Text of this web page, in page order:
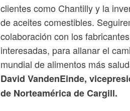
clientes como Chantilly y la
de aceites comestibles.
colaboración con los
interesadas, para allanar el
mundial de alimentos más
David VandenEinde,
de Norteamérica de Cargill.